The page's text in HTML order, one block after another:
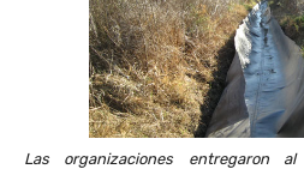
Las organizaciones entregaron